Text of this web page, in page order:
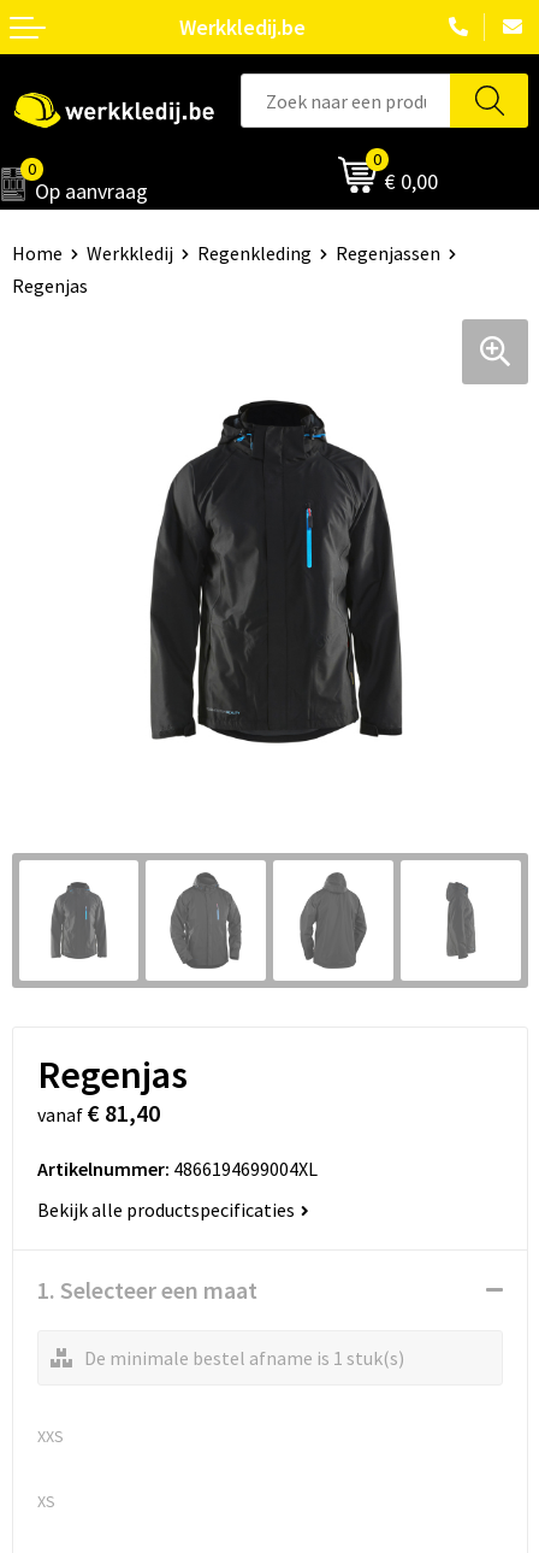
Werkkledij.be
0
Op aanvraag
0
€ 0,00
Home Werkkledij Regenkleding
Regenjassen
Regenjas
Regenjas
vanaf € 81,40
Artikelnummer: 4866194699004XL
Bekijk alle productspecificaties
1. Selecteer een maat
De minimale bestel afname is 1 stuk(s)
XXS
XS